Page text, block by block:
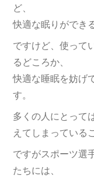
ど、
快適な眠りができ
ですけど、使って
るどころか、
快適な睡眠を妨げ
す。
多くの人にとって
えてしまっている
ですがスポーツ選
たちには、